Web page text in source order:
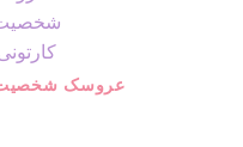
عروسک شخصیت